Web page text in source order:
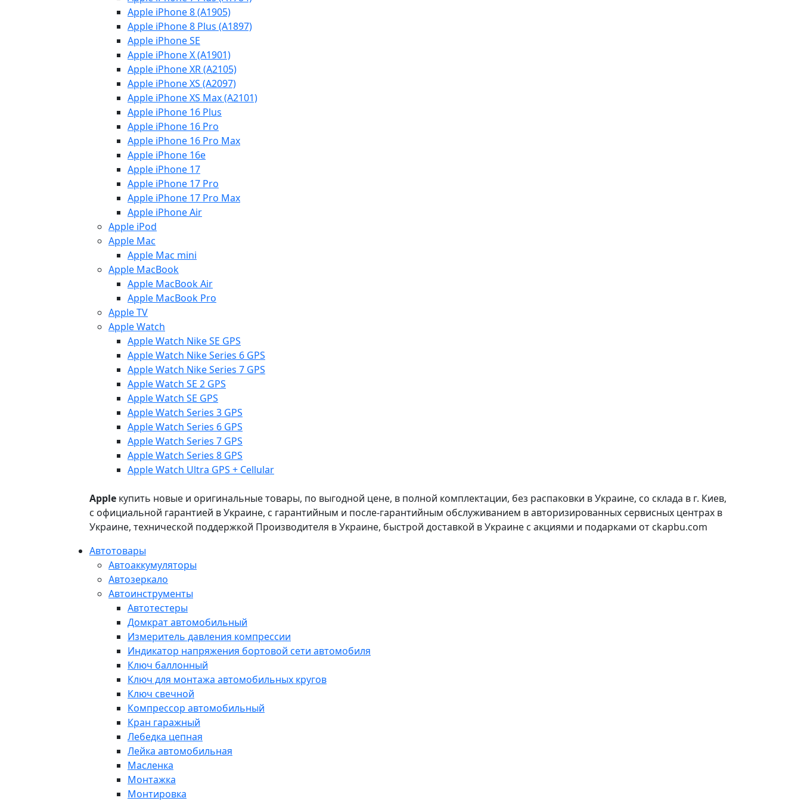
Apple iPhone 8 (A1905)
Apple iPhone 8 Plus (A1897)
Apple iPhone SE
Apple iPhone X (A1901)
Apple iPhone XR (A2105)
Apple iPhone XS (A2097)
Apple iPhone XS Max (A2101)
Apple iPhone 16 Plus
Apple iPhone 16 Pro
Apple iPhone 16 Pro Max
Apple iPhone 16e
Apple iPhone 17
Apple iPhone 17 Pro
Apple iPhone 17 Pro Max
Apple iPhone Air
Apple iPod
Apple Mac
Apple Mac mini
Apple MacBook
Apple MacBook Air
Apple MacBook Pro
Apple TV
Apple Watch
Apple Watch Nike SE GPS
Apple Watch Nike Series 6 GPS
Apple Watch Nike Series 7 GPS
Apple Watch SE 2 GPS
Apple Watch SE GPS
Apple Watch Series 3 GPS
Apple Watch Series 6 GPS
Apple Watch Series 7 GPS
Apple Watch Series 8 GPS
Apple Watch Ultra GPS + Cellular
Apple купить новые и оригинальные товары, по выгодной цене, в полной комплектации, без распаковки в Украине, со склада в г. Киев,
с официальной гарантией в Украине, с гарантийным и после-гарантийным обслуживанием в авторизированных сервисных центрах в
Украине, технической поддержкой Производителя в Украине, быстрой доставкой в Украине с акциями и подарками от ckapbu.com
Автотовары
Автоаккумуляторы
Автозеркало
Автоинструменты
Автотестеры
Домкрат автомобильный
Измеритель давления компрессии
Индикатор напряжения бортовой сети автомобиля
Ключ баллонный
Ключ для монтажа автомобильных кругов
Ключ свечной
Компрессор автомобильный
Кран гаражный
Лебедка цепная
Лейка автомобильная
Масленка
Монтажка
Монтировка